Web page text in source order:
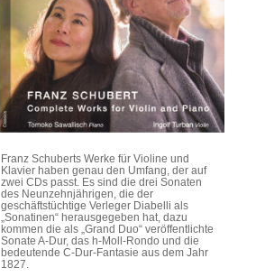
Franz Schuberts Werke für Violine und
Klavier haben genau den Umfang, der auf
zwei CDs passt. Es sind die drei Sonaten
des Neunzehnjährigen, die der
geschäftstüchtige Verleger Diabelli als
„Sonatinen“ herausgegeben hat, dazu
kommen die als „Grand Duo“ veröffentlichte
Sonate A-Dur, das h-Moll-Rondo und die
bedeutende C-Dur-Fantasie aus dem Jahr
1827.